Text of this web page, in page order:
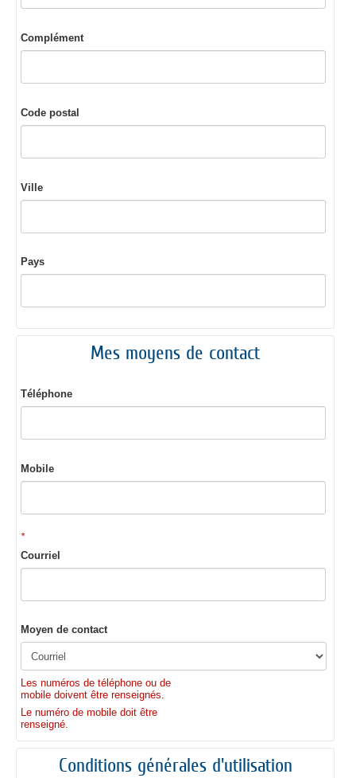
Complément
Code postal
Ville
Pays
Mes moyens de contact
Téléphone
Mobile
*
Courriel
Moyen de contact
Les numéros de téléphone ou de
mobile doivent être renseignés.
Le numéro de mobile doit être
renseigné.
Conditions générales d'utilisation